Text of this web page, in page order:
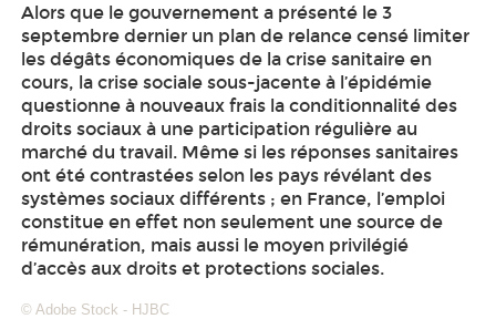
Alors que le gouvernement a présenté le 3
septembre dernier un plan de relance censé limiter
les dégâts économiques de la crise sanitaire en
cours, la crise sociale sous-jacente à l’épidémie
questionne à nouveaux frais la conditionnalité des
droits sociaux à une participation régulière au
marché du travail. Même si les réponses sanitaires
ont été contrastées selon les pays révélant des
systèmes sociaux différents ; en France, l’emploi
constitue en effet non seulement une source de
rémunération, mais aussi le moyen privilégié
d’accès aux droits et protections sociales.
© Adobe Stock - HJBC